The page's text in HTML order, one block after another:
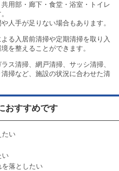
用部・廊下・食堂・浴室・トイレ
人手が足りない場合もあります。
る入居前清掃や定期清掃を取り入
を整えることができます。
ス清掃、網戸清掃、サッシ清掃、
掃など、施設の状況に合わせた清
おすすめです
たい
い
を落としたい